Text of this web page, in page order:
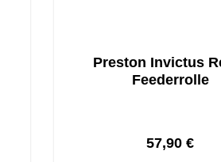
Preston Invictus
Feederrolle
Regulärer
57,90 €